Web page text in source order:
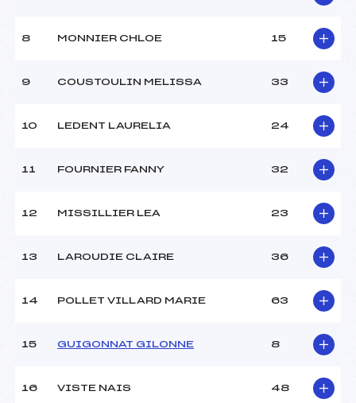
8 MONNIER CHLOE 15
9 COUSTOULIN MELISSA 33
10 LEDENT LAURELIA 24
11 FOURNIER FANNY 32
12 MISSILLIER LEA 23
13 LAROUDIE CLAIRE 36
14 POLLET VILLARD MARIE 63
15 GUIGONNAT GILONNE 8
16 VISTE NAIS 48